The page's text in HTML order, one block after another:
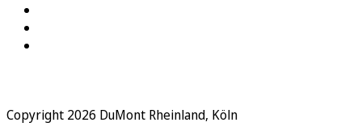
Copyright 2026 DuMont Rheinland, Köln